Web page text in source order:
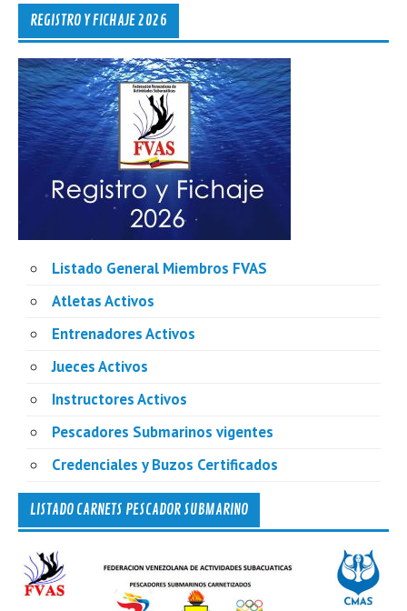
REGISTRO Y FICHAJE 2026
Listado General Miembros FVAS
Atletas Activos
Entrenadores Activos
Jueces Activos
Instructores Activos
Pescadores Submarinos vigentes
Credenciales y Buzos Certificados
LISTADO CARNETS PESCADOR SUBMARINO